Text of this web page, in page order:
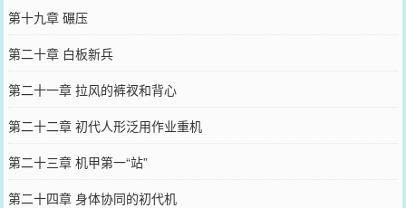
第十九章 碾压
第二十章 白板新兵
第二十一章 拉风的裤衩和背心
第二十二章 初代人形泛用作业重机
第二十三章 机甲第一“站”
第二十四章 身体协同的初代机